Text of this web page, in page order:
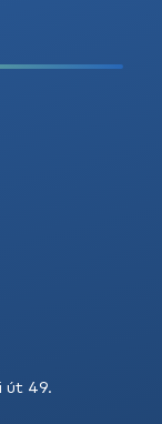
út 49.